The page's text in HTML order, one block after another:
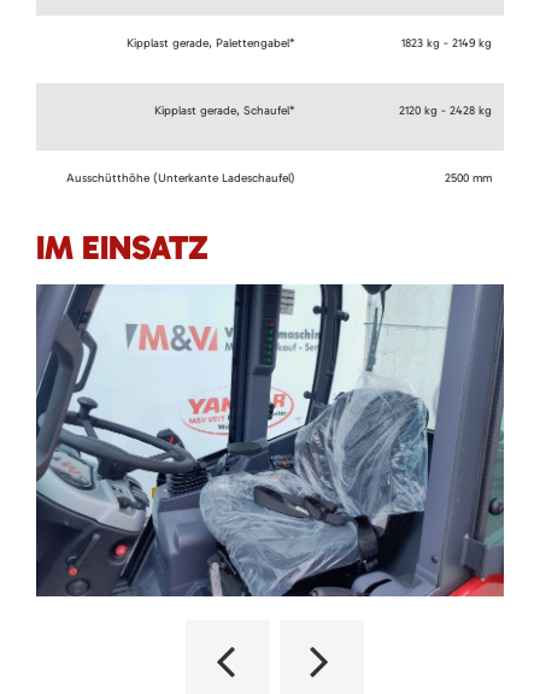
Kipplast gerade, Palettengabel* 1823 kg - 2149 kg
Kipplast gerade, Schaufel* 2120 kg - 2428 kg
Ausschütthöhe (Unterkante Ladeschaufel) 2500 mm
IM EINSATZ